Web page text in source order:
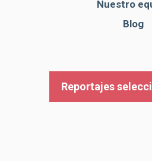
Nuestro
Blog
Reportajes